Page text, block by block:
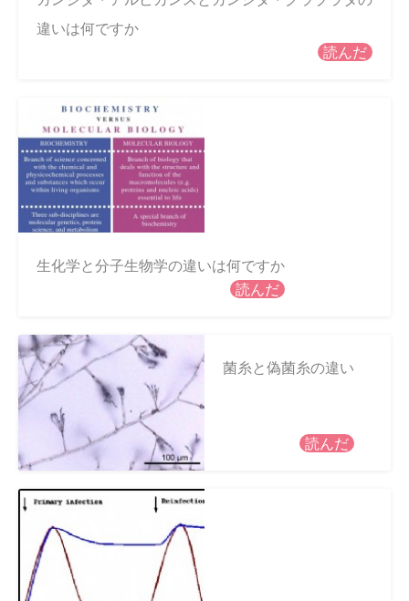
違いは何ですか
読んだ
生化学と分子生物学の違いは何ですか
読んだ
菌糸と偽菌糸の違い
読んだ